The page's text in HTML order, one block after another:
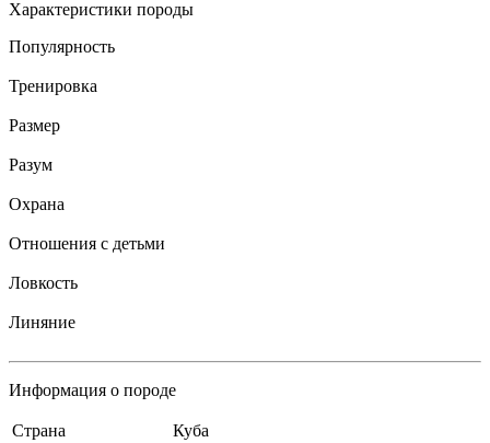
Характеристики породы
Популярность
Тренировка
Размер
Разум
Охрана
Отношения с детьми
Ловкость
Линяние
Информация о породе
Страна
Куба